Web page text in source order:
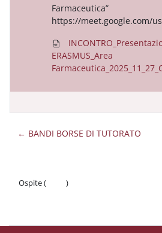
Farmaceutica”
https://meet.google.com/
ERASMUS_Area
← BANDI BORSE DI TUTORATO
Ospite (
)